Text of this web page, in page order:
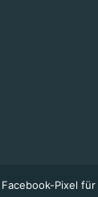
Pixel